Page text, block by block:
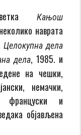
Кањош
наврата
Целокупна дела
дела, 1985. и
на чешки,
немачки,
француски и
објављена